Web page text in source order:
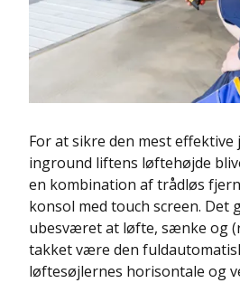
For at sikre den mest
inground liftens løftehøjde
en kombination af trådløs
konsol med touch screen. Det
ubesværet at løfte, sænke og
takket være den
løftesøjlernes horisontale og